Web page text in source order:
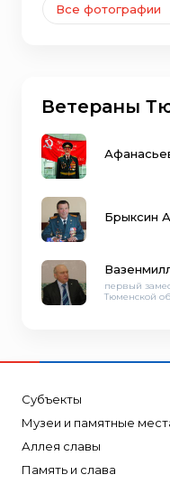
Все фотографии
Ветераны
Брыксин
первый
Тюменской
Субъекты
Музеи и памятные
Аллея славы
Память и слава